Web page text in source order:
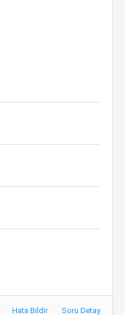
Hata Bildir Soru Detay